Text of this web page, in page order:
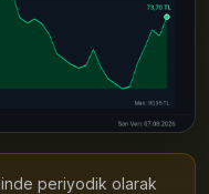
periyodik olarak